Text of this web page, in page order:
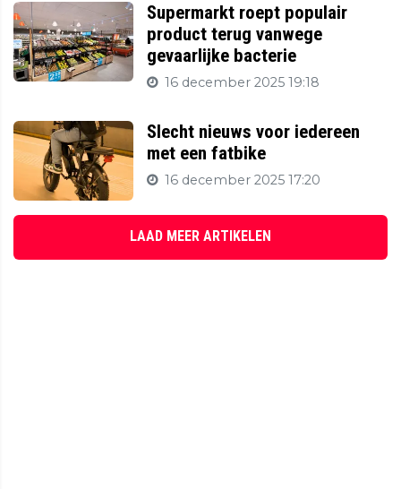
Supermarkt roept populair
product terug vanwege
gevaarlijke bacterie
16 december 2025 19:18
Slecht nieuws voor iedereen
met een fatbike
16 december 2025 17:20
LAAD MEER ARTIKELEN